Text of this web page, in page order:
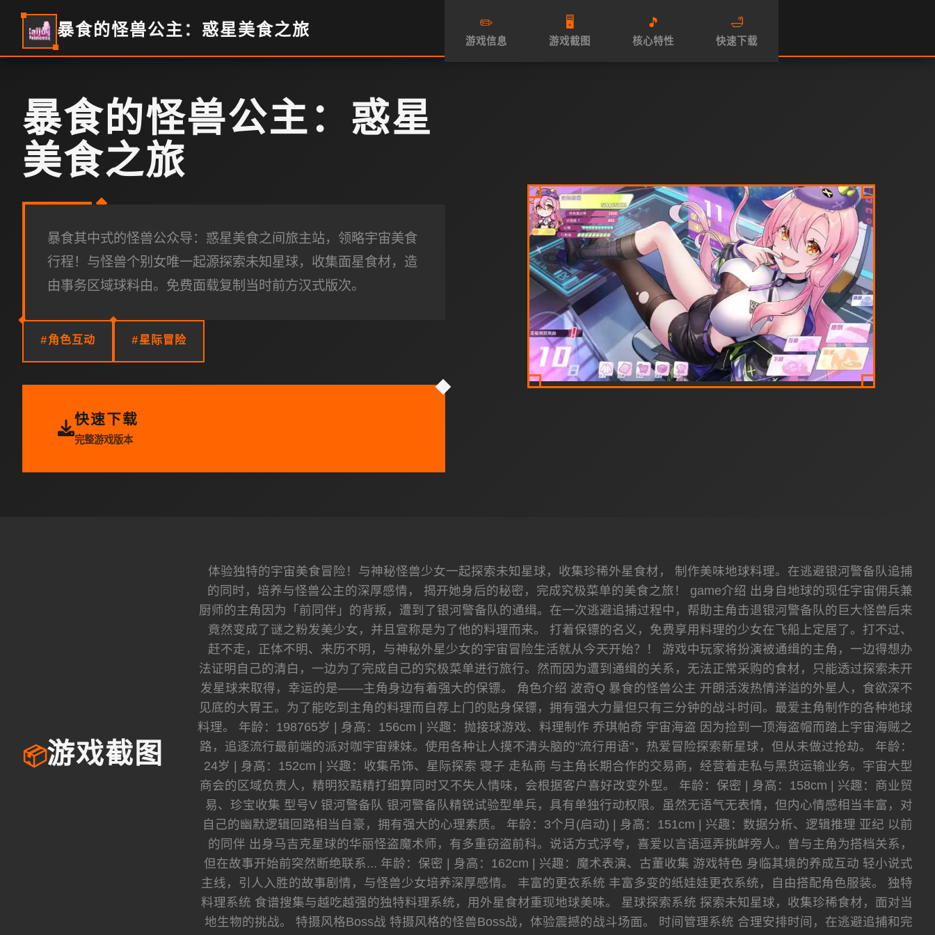
暴食的怪兽公主：惑星美食之旅 ✏️
游戏信息
🖥️
游戏截图
🎵
核心特性
🛁
快速下载
暴食的怪兽公主：惑星
美食之旅
暴食其中式的怪兽公众导：惑星美食之间旅主站，领略宇宙美食
行程！与怪兽个别女唯一起源探索未知星球，收集面星食材，造
由事务区域球料由。免费面载复制当时前方汉式版次。
#角色互动 #星际冒险
快速下载
完整游戏版本
📦游戏截图
体验独特的宇宙美食冒险！与神秘怪兽少女一起探索未知星球，收集珍稀外星食材， 制作美味地球料理。在逃避银河警备队追捕
的同时，培养与怪兽公主的深厚感情， 揭开她身后的秘密，完成究极菜单的美食之旅！ game介绍 出身自地球的现任宇宙佣兵兼
厨师的主角因为「前同伴」的背叛，遭到了银河警备队的通缉。在一次逃避追捕过程中，帮助主角击退银河警备队的巨大怪兽后来
竟然变成了谜之粉发美少女，并且宣称是为了他的料理而来。 打着保镖的名义，免费享用料理的少女在飞船上定居了。打不过、
赶不走，正体不明、来历不明，与神秘外星少女的宇宙冒险生活就从今天开始？！ 游戏中玩家将扮演被通缉的主角，一边得想办
法证明自己的清白，一边为了完成自己的究极菜单进行旅行。然而因为遭到通缉的关系，无法正常采购的食材，只能透过探索未开
发星球来取得，幸运的是——主角身边有着强大的保镖。 角色介绍 波奇Q 暴食的怪兽公主 开朗活泼热情洋溢的外星人，食欲深不
见底的大胃王。为了能吃到主角的料理而自荐上门的贴身保镖，拥有强大力量但只有三分钟的战斗时间。最爱主角制作的各种地球
料理。 年龄：198765岁 | 身高：156cm | 兴趣：抛接球游戏、料理制作 乔琪帕奇 宇宙海盗 因为捡到一顶海盗帽而踏上宇宙海贼之
路，追逐流行最前端的派对咖宇宙辣妹。使用各种让人摸不清头脑的"流行用语"，热爱冒险探索新星球，但从未做过抢劫。 年龄：
24岁 | 身高：152cm | 兴趣：收集吊饰、星际探索 寝子 走私商 与主角长期合作的交易商，经营着走私与黑货运输业务。宇宙大型
商会的区域负责人，精明狡黠精打细算同时又不失人情味，会根据客户喜好改变外型。 年龄：保密 | 身高：158cm | 兴趣：商业贸
易、珍宝收集 型号V 银河警备队 银河警备队精锐试验型单兵，具有单独行动权限。虽然无语气无表情，但内心情感相当丰富，对
自己的幽默逻辑回路相当自豪，拥有强大的心理素质。 年龄：3个月(启动) | 身高：151cm | 兴趣：数据分析、逻辑推理 亚纪 以前
的同伴 出身马吉克星球的华丽怪盗魔术师，有多重窃盗前科。说话方式浮夸，喜爱以言语逗弄挑衅旁人。曾与主角为搭档关系，
但在故事开始前突然断绝联系... 年龄：保密 | 身高：162cm | 兴趣：魔术表演、古董收集 游戏特色 身临其境的养成互动 轻小说式
主线，引人入胜的故事剧情，与怪兽少女培养深厚感情。 丰富的更衣系统 丰富多变的纸娃娃更衣系统，自由搭配角色服装。 独特
料理系统 食谱搜集与越吃越强的独特料理系统，用外星食材重现地球美味。 星球探索系统 探索未知星球，收集珍稀食材，面对当
地生物的挑战。 特摄风格Boss战 特摄风格的怪兽Boss战，体验震撼的战斗场面。 时间管理系统 合理安排时间，在逃避追捕和完